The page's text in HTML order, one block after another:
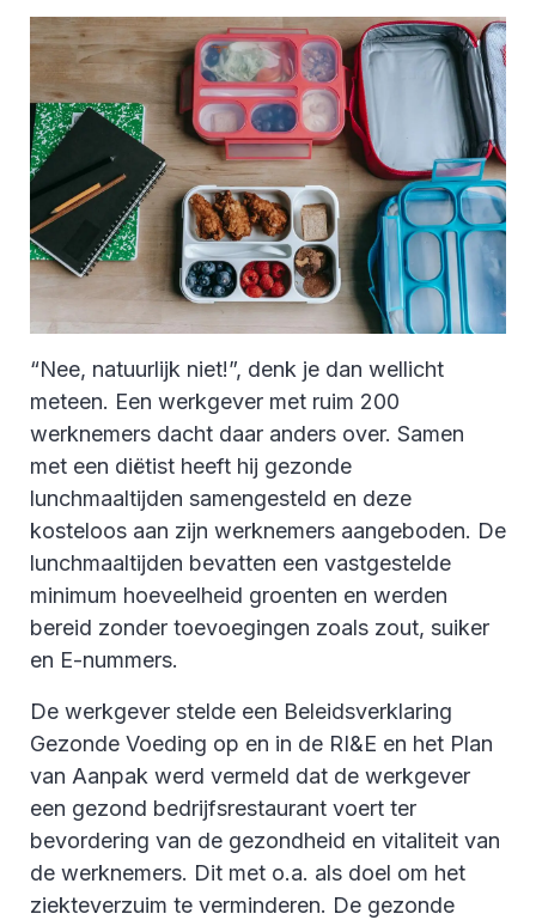
“Nee, natuurlijk niet!”, denk je dan wellicht
meteen. Een werkgever met ruim 200
werknemers dacht daar anders over. Samen
met een diëtist heeft hij gezonde
lunchmaaltijden samengesteld en deze
kosteloos aan zijn werknemers aangeboden. De
lunchmaaltijden bevatten een vastgestelde
minimum hoeveelheid groenten en werden
bereid zonder toevoegingen zoals zout, suiker
en E-nummers.
De werkgever stelde een Beleidsverklaring
Gezonde Voeding op en in de RI&E en het Plan
van Aanpak werd vermeld dat de werkgever
een gezond bedrijfsrestaurant voert ter
bevordering van de gezondheid en vitaliteit van
de werknemers. Dit met o.a. als doel om het
ziekteverzuim te verminderen. De gezonde